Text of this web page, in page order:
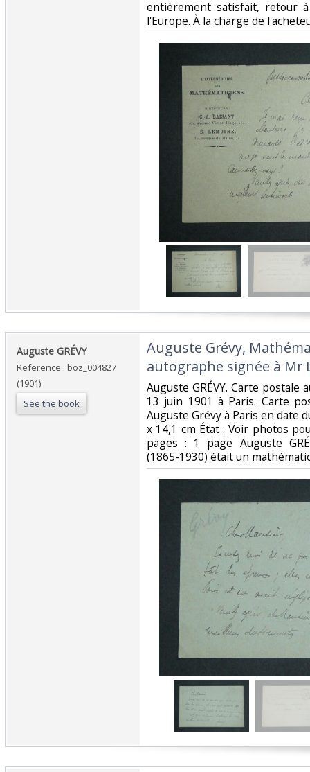
entièrement satisfait, retour
l'Europe. À la charge de
‎Auguste GRÉVY‎
Reference : boz_004827
(1901)
See the book
‎Auguste Grévy,
autographe signée à Mr
‎Auguste GRÉVY. Carte
13 juin 1901 à Paris. Carte
Auguste Grévy à Paris en date
x 14,1 cm État : Voir photos
pages : 1 page Auguste
(1865-1930) était un